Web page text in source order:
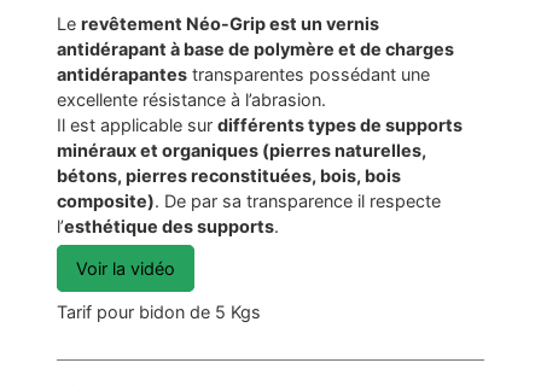
Le revêtement Néo-Grip est un vernis
antidérapant à base de polymère et de charges
antidérapantestransparentes possédant une
excellente résistance à l’abrasion.
Il est applicable sur différents types de supports
minéraux et organiques (pierres naturelles,
bétons, pierres reconstituées, bois, bois
composite). De par sa transparence il respecte
l’esthétique des supports.
Voir la vidéo
Tarif pour bidon de 5 Kgs